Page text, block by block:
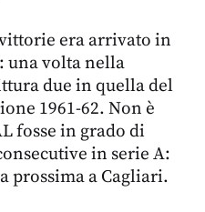
era arrivato in
: una volta nella
due in quella del
1961-62. Non è
fosse in grado di
in serie A:
prossima a Cagliari.